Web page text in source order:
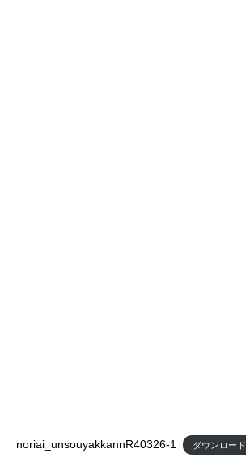
noriai_unsouyakkannR40326-1 ダウンロード